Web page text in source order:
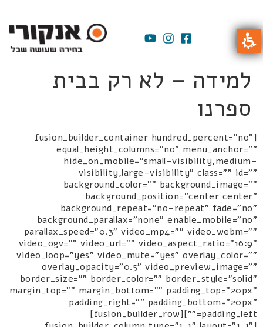
למידה – לא רק בבית
ספרנו
[fusion_builder_container hundred_percent="no"
equal_height_columns="no" menu_anchor=""
hide_on_mobile="small-visibility,medium-
visibility,large-visibility" class="" id=""
background_color="" background_image=""
background_position="center center"
background_repeat="no-repeat" fade="no"
background_parallax="none" enable_mobile="no"
parallax_speed="0.3" video_mp4="" video_webm=""
video_ogv="" video_url="" video_aspect_ratio="16:9"
video_loop="yes" video_mute="yes" overlay_color=""
overlay_opacity="0.5" video_preview_image=""
border_size="" border_color="" border_style="solid"
margin_top="" margin_bottom="" padding_top="20px"
padding_right="" padding_bottom="20px"
padding_left=""][fusion_builder_row]